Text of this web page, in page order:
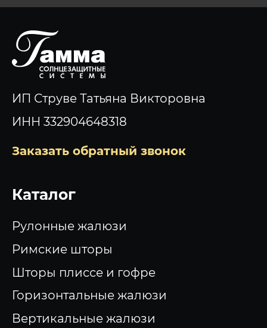
ИП Струве Татьяна Викторовна
ИНН 332904648318
Заказать обратный звонок
Каталог
Рулонные жалюзи
Римские шторы
Шторы плиссе и гофре
Горизонтальные жалюзи
Вертикальные жалюзи